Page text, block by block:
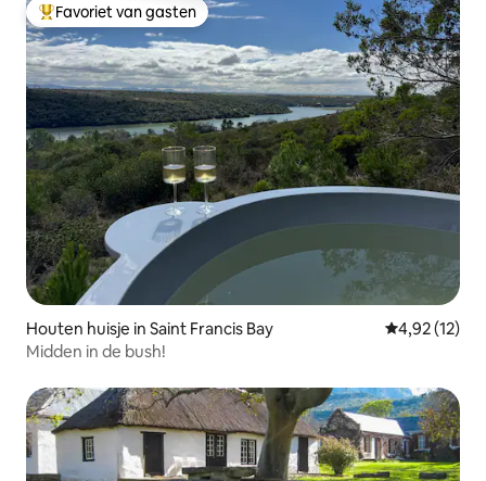
Topfavoriet van gasten
Favoriet van gasten
Houten huisje in Saint Francis Bay Gemiddelde
4,92 (12)
Midden in de bush!